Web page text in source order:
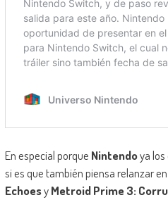
En especial porque Nintendoya los
si es que también piensa relanzar
EchoesyMetroid Prime 3: